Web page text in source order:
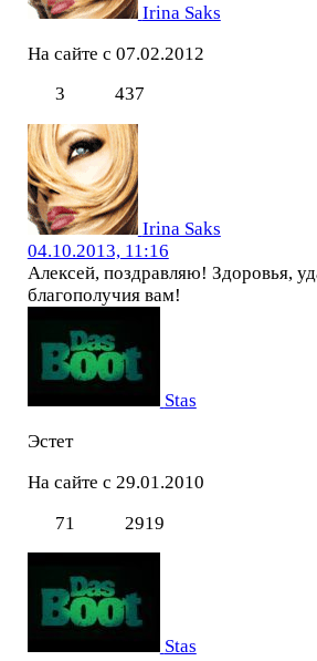
Irina Saks
На сайте с 07.02.2012
3
437
Irina Saks
04.10.2013, 11:16
Алексей, поздравляю! Здоровья,
благополучия вам!
Stas
Эстет
На сайте с 29.01.2010
71
2919
Stas